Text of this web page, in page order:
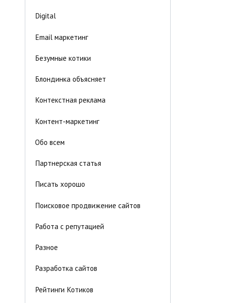
Digital
Email маркетинг
Безумные котики
Блондинка объясняет
Контекстная реклама
Контент-маркетинг
Обо всем
Партнерская статья
Писать хорошо
Поисковое продвижение сайтов
Работа с репутацией
Разное
Разработка сайтов
Рейтинги Котиков